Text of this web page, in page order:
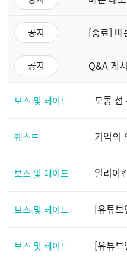
공지 [종료] 베
공지 Q&A 게
보스 및 레이드 모콩 섬
퀘스트 기억의
보스 및 레이드 일리아
보스 및 레이드 [유튜
보스 및 레이드 [유튜